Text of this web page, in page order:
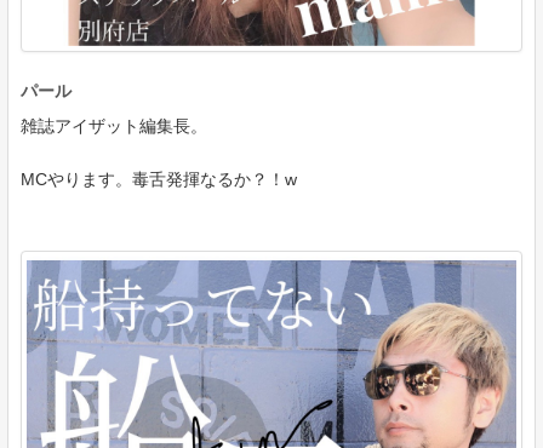
パール
雑誌アイザット編集長。
MCやります。毒舌発揮なるか？！w